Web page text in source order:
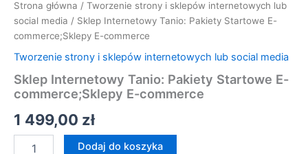
Strona główna / Tworzenie strony i sklepów internetowych lub
social media / Sklep Internetowy Tanio: Pakiety Startowe E-
commerce;Sklepy E-commerce
Tworzenie strony i sklepów internetowych lub social media
Sklep Internetowy Tanio: Pakiety Startowe E-
commerce;Sklepy E-commerce
1 499,00 zł
Dodaj do koszyka